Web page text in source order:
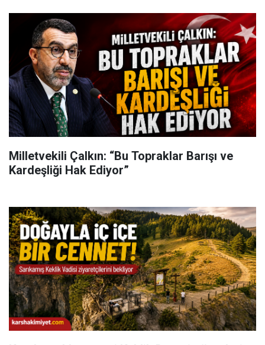
Milletvekili Çalkın: “Bu Topraklar Barışı ve
Kardeşliği Hak Ediyor”